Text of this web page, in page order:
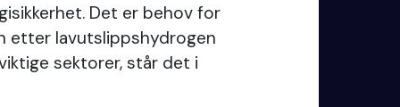
Det er behov for
etter lavutslippshydrogen
sektorer, står det i